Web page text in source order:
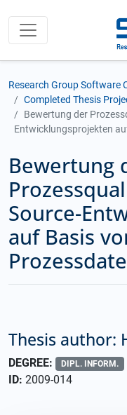
Research Group Software
Completed Thesis
Bewertung der
Entwicklungsprojekten
Bewertung
Source-
auf Basis
Thesis author:
DEGREE: DIPL. INFORM.
ID: 2009-014